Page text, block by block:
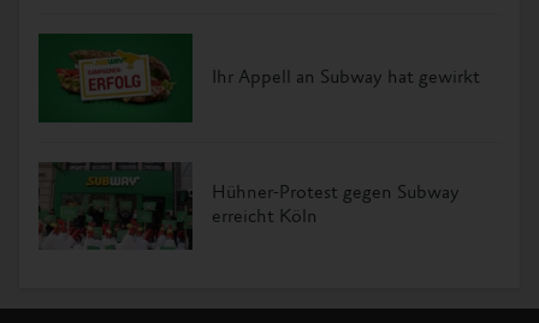
Ihr Appell an Subway hat gewirkt
Hühner-Protest gegen Subway
erreicht Köln